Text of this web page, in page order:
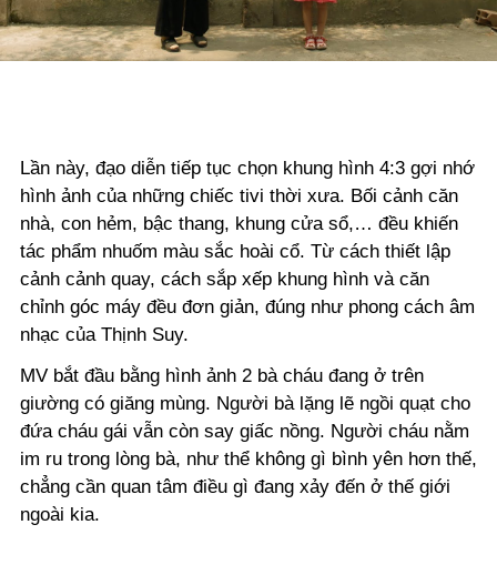
Video
Lần này, đạo diễn tiếp tục chọn khung hình 4:3 gợi nhớ
hình ảnh của những chiếc tivi thời xưa. Bối cảnh căn
nhà, con hẻm, bậc thang, khung cửa sổ,… đều khiến
tác phẩm nhuốm màu sắc hoài cổ. Từ cách thiết lập
cảnh cảnh quay, cách sắp xếp khung hình và căn
chỉnh góc máy đều đơn giản, đúng như phong cách âm
nhạc của Thịnh Suy.
MV bắt đầu bằng hình ảnh 2 bà cháu đang ở trên
giường có giăng mùng. Người bà lặng lẽ ngồi quạt cho
đứa cháu gái vẫn còn say giấc nồng. Người cháu nằm
im ru trong lòng bà, như thể không gì bình yên hơn thế,
chẳng cần quan tâm điều gì đang xảy đến ở thế giới
ngoài kia.